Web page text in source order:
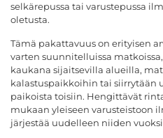
selkärepussa tai varustepussa
oletusta.
Tämä pakattavuus on erityisen
varten suunnitelluissa
kaukana sijaitsevilla alueilla,
kalastuspaikkoihin tai siirrytään
paikoista toisiin. Hengittävät
mukaan yleiseen varusteistoon
järjestää uudelleen niiden